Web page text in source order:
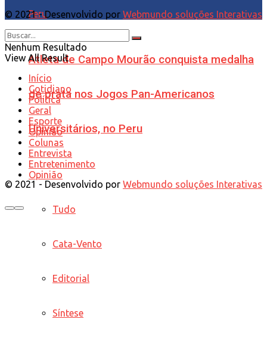
Atleta de Campo Mourão conquista medalha
de prata nos Jogos Pan-Americanos
Universitários, no Peru
Opinião
Tudo
Cata-Vento
Editorial
Síntese
© 2021 - Desenvolvido por Webmundo soluções Interativas
Nenhum Resultado
View All Result
Início
Cotidiano
Política
Geral
Esporte
Opinião
Colunas
Entrevista
Entretenimento
© 2021 - Desenvolvido por Webmundo soluções Interativas